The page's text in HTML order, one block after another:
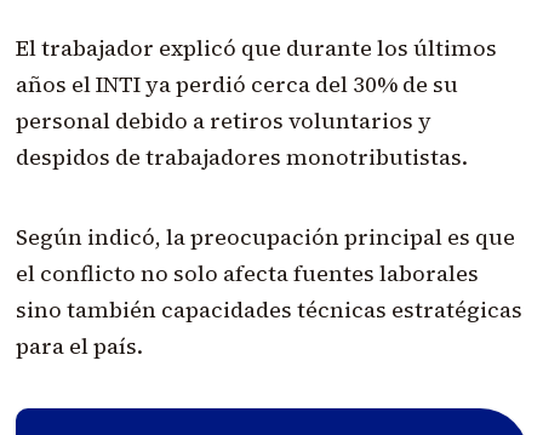
El trabajador explicó que durante los últimos
años el INTI ya perdió cerca del 30% de su
personal debido a retiros voluntarios y
despidos de trabajadores monotributistas.
Según indicó, la preocupación principal es que
el conflicto no solo afecta fuentes laborales
sino también capacidades técnicas estratégicas
para el país.